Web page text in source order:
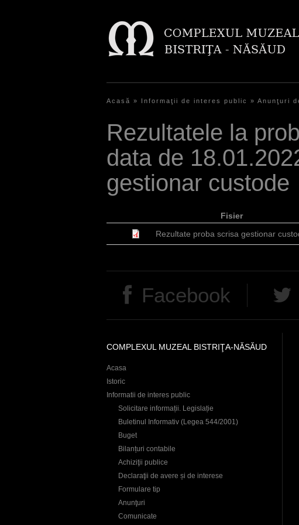
i
e
s
i
i
Acasă » Informaţii de interes public » Anunţuri
Rezultatele la
data de
gestionar custode
Fisier
Rezultate proba scrisa gestionar
Facebook
COMPLEXUL MUZEAL BISTRIŢA-NĂSĂUD
Acasa
Istoric
Informatii de interes public
Solicitare informații. Legislație
Buletinul Informativ (Legea 544/2001)
Buget
Bilanțuri contabile
Achiziţii publice
Declaraţii de avere și de interese
Formulare tip
Anunţuri
Comunicate